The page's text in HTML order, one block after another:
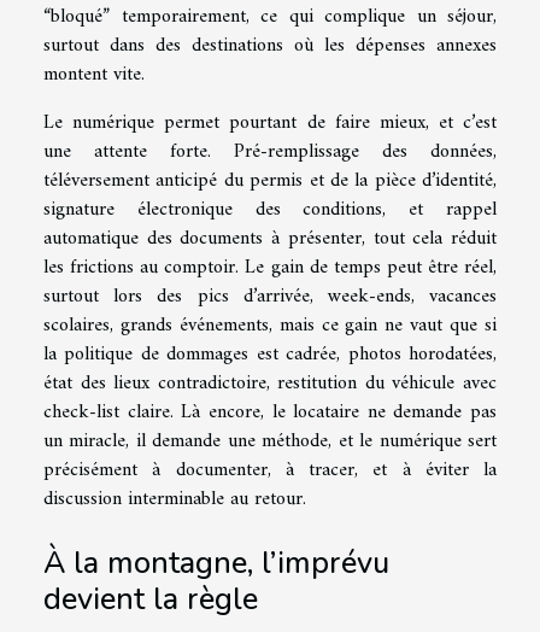
“bloqué” temporairement, ce qui complique un séjour,
surtout dans des destinations où les dépenses annexes
montent vite.
Le numérique permet pourtant de faire mieux, et c’est
une attente forte. Pré-remplissage des données,
téléversement anticipé du permis et de la pièce d’identité,
signature électronique des conditions, et rappel
automatique des documents à présenter, tout cela réduit
les frictions au comptoir. Le gain de temps peut être réel,
surtout lors des pics d’arrivée, week-ends, vacances
scolaires, grands événements, mais ce gain ne vaut que si
la politique de dommages est cadrée, photos horodatées,
état des lieux contradictoire, restitution du véhicule avec
check-list claire. Là encore, le locataire ne demande pas
un miracle, il demande une méthode, et le numérique sert
précisément à documenter, à tracer, et à éviter la
discussion interminable au retour.
À la montagne, l’imprévu
devient la règle